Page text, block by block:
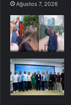
Ağustos 7, 2026